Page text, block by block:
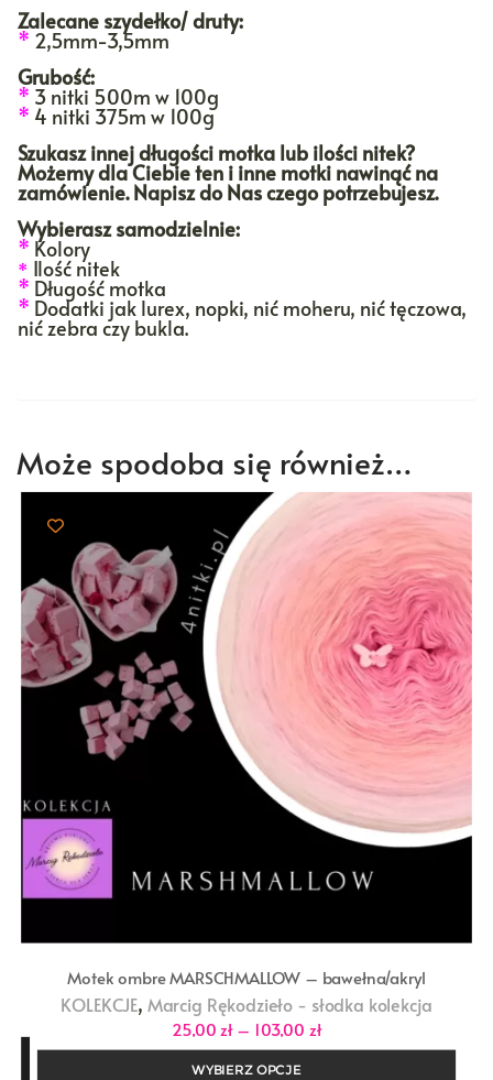
Zalecane szydełko/ druty:
* 2,5mm-3,5mm
Grubość:
* 3 nitki 500m w 100g
* 4 nitki 375m w 100g
Szukasz innej długości motka lub ilości nitek?
Możemy dla Ciebie ten i inne motki nawinąć na
zamówienie. Napisz do Nas czego potrzebujesz.
Wybierasz samodzielnie:
* Kolory
* Ilość nitek
* Długość motka
* Dodatki jak lurex, nopki, nić moheru, nić tęczowa,
nić zebra czy bukla.
Może spodoba się również…
Motek ombre MARSCHMALLOW – bawełna/akryl
KOLEKCJE, Marcig Rękodzieło - słodka kolekcja
25,00zł – 103,00 złZakres
cen:
WYBIERZ OPCJE